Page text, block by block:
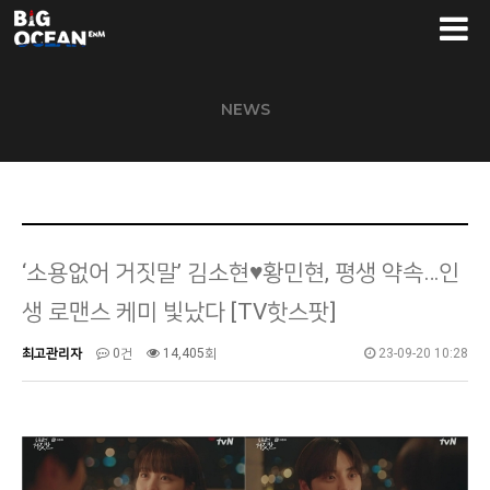
NEWS
‘소용없어 거짓말’ 김소현♥황민현, 평생 약속…인
생 로맨스 케미 빛났다 [TV핫스팟]
최고관리자 0건 14,405회 23-09-20 10:28